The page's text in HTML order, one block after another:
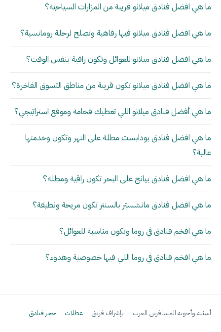
ما هي افضل فنادق ميلانو قريبة من المزارات السياحية؟
ما هي افضل فنادق ميلانو فيها رفاهية وتصلح لرحلة رومانسية؟
ما هي افضل فنادق ميلانو للعوائل وتكون راقية بنفس الوقت؟
ما هي افضل فنادق ميلانو تكون قريبة من مناطق التسوق الفاخرة؟
ما هي أفضل فنادق ميلانو اللي تعطيك فخامة وموقع استراتيجي؟
ما هي افضل فنادق بودابست مطلة على النهر وتكون وخدمتها
عالية؟
ما هي افضل فنادق بيانج على البحر تكون راقية ومطلة؟
ما هي افضل فنادق مانشستر بالسنتر تكون مريحة ونظيفة؟
ما هي افخم فنادق في روما وتكون مناسبة للعوائل؟
ما هي افخم فنادق في روما اللي فيها خصوصية وهدوء؟
أسئلة وأجوبة المسافرين العرب — بإشراف فريق عطلات حجز فنادق